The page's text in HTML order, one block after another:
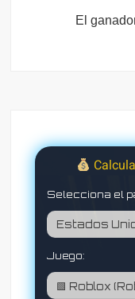
El
Selecciona el
Juego: